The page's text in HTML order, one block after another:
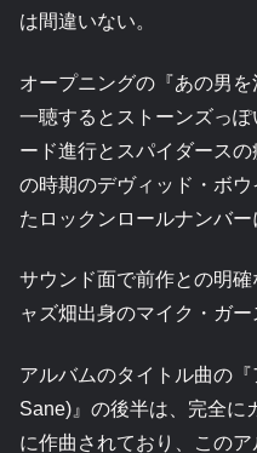
は間違いない。
オープニングの『あの男
一聴するとストーンズっ
ード進行とスパイダース
の時期のデヴィッド・ボ
たロックンロールナンバー
サウンド面で前作との明
ャズ畑出身のマイク・ガー
アルバムのタイトル曲の
Sane)』の後半は、完全に
に作曲されており、この